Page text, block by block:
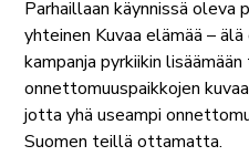
Parhaillaan käynnissä oleva
yhteinen Kuvaa elämää –
kampanja pyrkiikin
onnettomuuspaikkojen
jotta yhä useampi
Suomen teillä ottamatta.